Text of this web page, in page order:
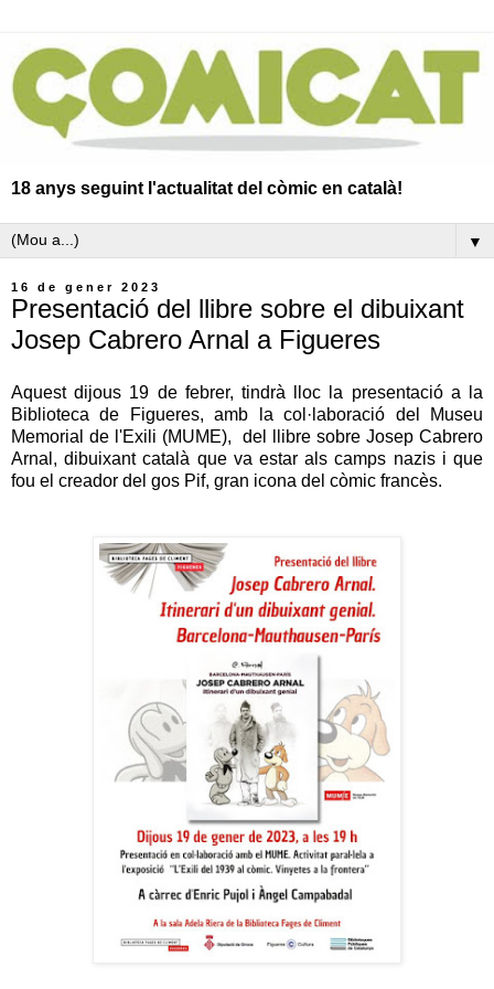
18 anys seguint l'actualitat del còmic en català!
▼
16 de gener 2023
Presentació del llibre sobre el dibuixant
Josep Cabrero Arnal a Figueres
Aquest dijous 19 de febrer, tindrà lloc la presentació a la
Biblioteca de Figueres, amb la col·laboració del Museu
Memorial de l'Exili (MUME), del llibre sobre Josep Cabrero
Arnal, dibuixant català que va estar als camps nazis i que
fou el creador del gos Pif, gran icona del còmic francès.